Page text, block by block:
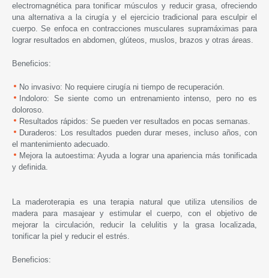
electromagnética para tonificar músculos y reducir grasa, ofreciendo
una alternativa a la cirugía y el ejercicio tradicional para esculpir el
cuerpo. Se enfoca en contracciones musculares supramáximas para
lograr resultados en abdomen, glúteos, muslos, brazos y otras áreas.
Beneficios:
No invasivo: No requiere cirugía ni tiempo de recuperación.
Indoloro: Se siente como un entrenamiento intenso, pero no es
doloroso.
Resultados rápidos: Se pueden ver resultados en pocas semanas.
Duraderos: Los resultados pueden durar meses, incluso años, con
el mantenimiento adecuado.
Mejora la autoestima: Ayuda a lograr una apariencia más tonificada
y definida.
La maderoterapia es una terapia natural que utiliza utensilios de
madera para masajear y estimular el cuerpo, con el objetivo de
mejorar la circulación, reducir la celulitis y la grasa localizada,
tonificar la piel y reducir el estrés.
Beneficios: